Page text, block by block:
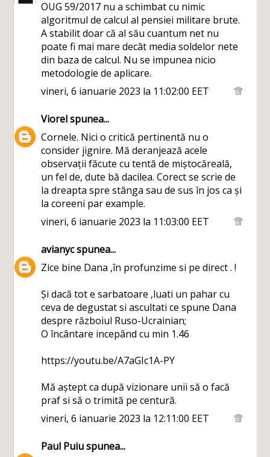
OUG 59/2017 nu a schimbat cu nimic
algoritmul de calcul al pensiei militare brute.
A stabilit doar că al său cuantum net nu
poate fi mai mare decât media soldelor nete
din baza de calcul. Nu se impunea nicio
metodologie de aplicare.
vineri, 6 ianuarie 2023 la 11:02:00 EET
Viorelspunea...
Cornele. Nici o critică pertinentă nu o
consider jignire. Mă deranjează acele
observații făcute cu tentă de miștocăreală,
un fel de, dute bă dacilea. Corect se scrie de
la dreapta spre stânga sau de sus în jos ca și
la coreeni par example.
vineri, 6 ianuarie 2023 la 11:03:00 EET
avianycspunea...
Zice bine Dana ,în profunzime si pe direct . !
Și dacă tot e sarbatoare ,luati un pahar cu
ceva de degustat si ascultati ce spune Dana
despre războiul Ruso-Ucrainian;
O încântare incepând cu min 1.46
https://youtu.be/A7aGIc1A-PY
Mă aștept ca după vizionare unii să o facă
praf si să o trimită pe centură.
vineri, 6 ianuarie 2023 la 12:11:00 EET
Paul Puiuspunea...